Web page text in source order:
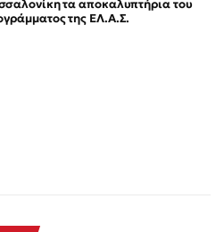
τα αποκαλυπτήρια του
της ΕΛ.Α.Σ.